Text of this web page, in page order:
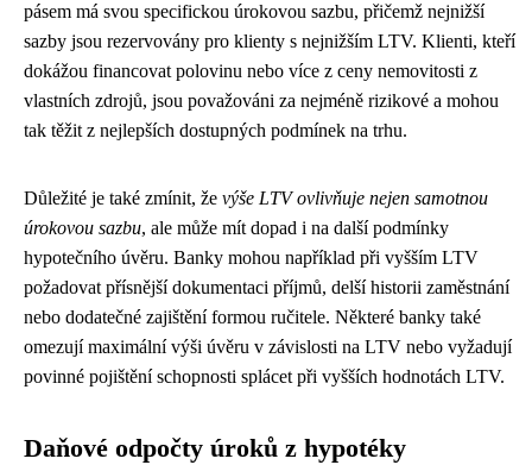
pásem má svou specifickou úrokovou sazbu, přičemž nejnižší
sazby jsou rezervovány pro klienty s nejnižším LTV. Klienti, kteří
dokážou financovat polovinu nebo více z ceny nemovitosti z
vlastních zdrojů, jsou považováni za nejméně rizikové a mohou
tak těžit z nejlepších dostupných podmínek na trhu.
Důležité je také zmínit, že výše LTV ovlivňuje nejen samotnou
úrokovou sazbu, ale může mít dopad i na další podmínky
hypotečního úvěru. Banky mohou například při vyšším LTV
požadovat přísnější dokumentaci příjmů, delší historii zaměstnání
nebo dodatečné zajištění formou ručitele. Některé banky také
omezují maximální výši úvěru v závislosti na LTV nebo vyžadují
povinné pojištění schopnosti splácet při vyšších hodnotách LTV.
Daňové odpočty úroků z hypotéky